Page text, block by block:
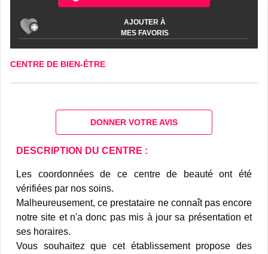
AJOUTER À
MES FAVORIS
CENTRE DE BIEN-ÊTRE
DONNER VOTRE AVIS
DESCRIPTION DU CENTRE :
Les coordonnées de ce centre de beauté ont été
vérifiées par nos soins.
Malheureusement, ce prestataire ne connaît pas encore
notre site et n'a donc pas mis à jour sa présentation et
ses horaires.
Vous souhaitez que cet établissement propose des